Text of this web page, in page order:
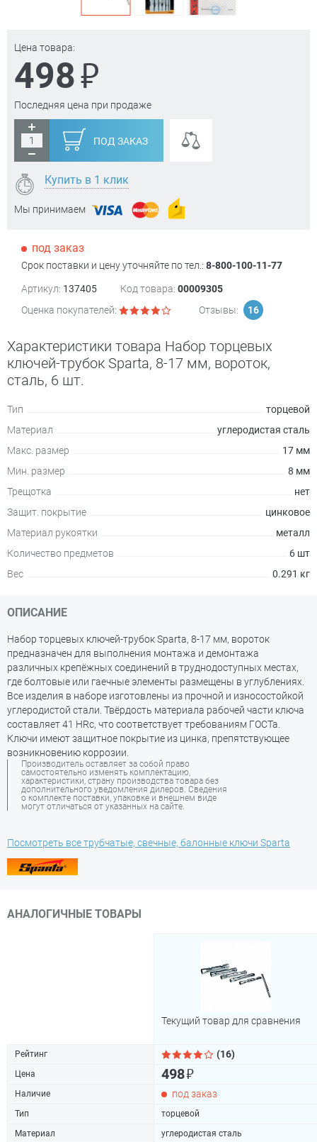
Цена товара:
498₽
Последняя цена при продаже
ПОД ЗАКАЗ
Купить в 1 клик
Мы принимаем
под заказ
Срок поставки и цену уточняйте по тел.: 8-800-100-11-77
Артикул: 137405 Код товара: 00009305
Оценка покупателей:
Отзывы: 16
Характеристики товара Набор торцевых
ключей-трубок Sparta, 8-17 мм, вороток,
сталь, 6 шт.
Тип
торцевой
Материал
углеродистая сталь
Макс. размер
17 мм
Мин. размер
8 мм
Трещотка
нет
Защит. покрытие
цинковое
Материал рукоятки
металл
Количество предметов
6 шт
Вес
0.291 кг
ОПИСАНИЕ
Набор торцевых ключей-трубок Sparta, 8-17 мм, вороток
предназначен для выполнения монтажа и демонтажа
различных крепёжных соединений в труднодоступных местах,
где болтовые или гаечные элементы размещены в углублениях.
Все изделия в наборе изготовлены из прочной и износостойкой
углеродистой стали. Твёрдость материала рабочей части ключа
составляет 41 HRc, что соответствует требованиям ГОСТа.
Ключи имеют защитное покрытие из цинка, препятствующее
возникновению коррозии.
Производитель оставляет за собой право
самостоятельно изменять комплектацию,
характеристики, страну производства товара без
дополнительного уведомления дилеров. Сведения
о комплекте поставки, упаковке и внешнем виде
могут отличаться от указанных на сайте.
Посмотреть все трубчатые, свечные, балонные ключи Sparta
АНАЛОГИЧНЫЕ ТОВАРЫ
Текущий товар для сравнения
Рейтинг (16)
Цена 498₽
Наличие под заказ
Тип
торцевой
Материал
углеродистая сталь